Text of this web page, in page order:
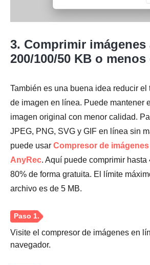
Etapa 4.
3. Comprimir imágenes
200/100/50 KB o
También es una buena idea reducir
de imagen en línea. Puede mantener
imagen original con menor calidad.
JPEG, PNG, SVG y GIF en línea sin
puede usar Compresor de
AnyRec. Aquí puede comprimir
80% de forma gratuita. El límite
archivo es de 5 MB.
Visite el compresor de imágenes en
navegador.